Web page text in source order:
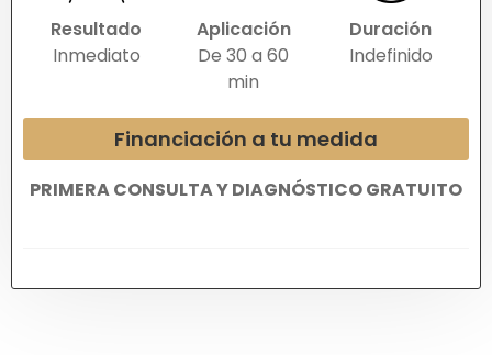
Resultado
Inmediato
Aplicación
De 30 a 60
min
Duración
Indefinido
Financiación a tu medida
PRIMERA CONSULTA Y DIAGNÓSTICO GRATUITO